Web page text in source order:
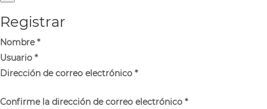
Registrar
Nombre*
Usuario *
Dirección de correo electrónico *
Confirme la dirección de correo electrónico *